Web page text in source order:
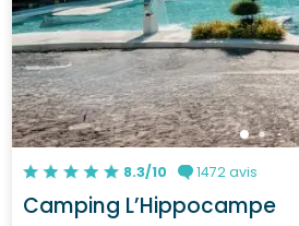
8.3/10 1472 avis
Camping L’Hippocampe